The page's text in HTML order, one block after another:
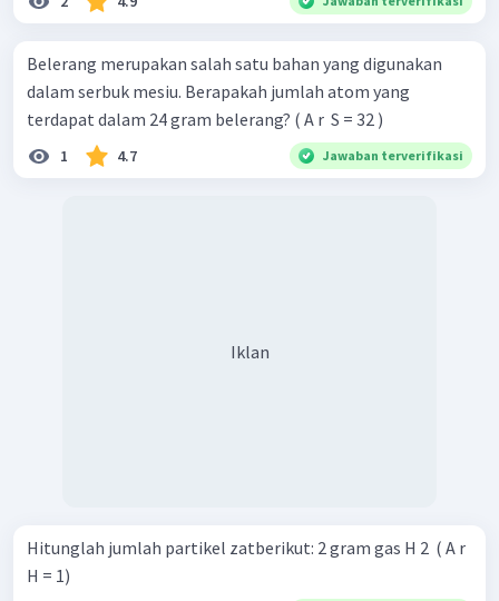
Belerang merupakan salah satu bahan yang digunakan
dalam serbuk mesiu. Berapakah jumlah atom yang
terdapat dalam 24 gram belerang? ( A r ​ S = 32 )
1 4.7 Jawaban terverifikasi
Iklan
Hitunglah jumlah partikel zatberikut: 2 gram gas H 2 ​ ( A r ​
H = 1)